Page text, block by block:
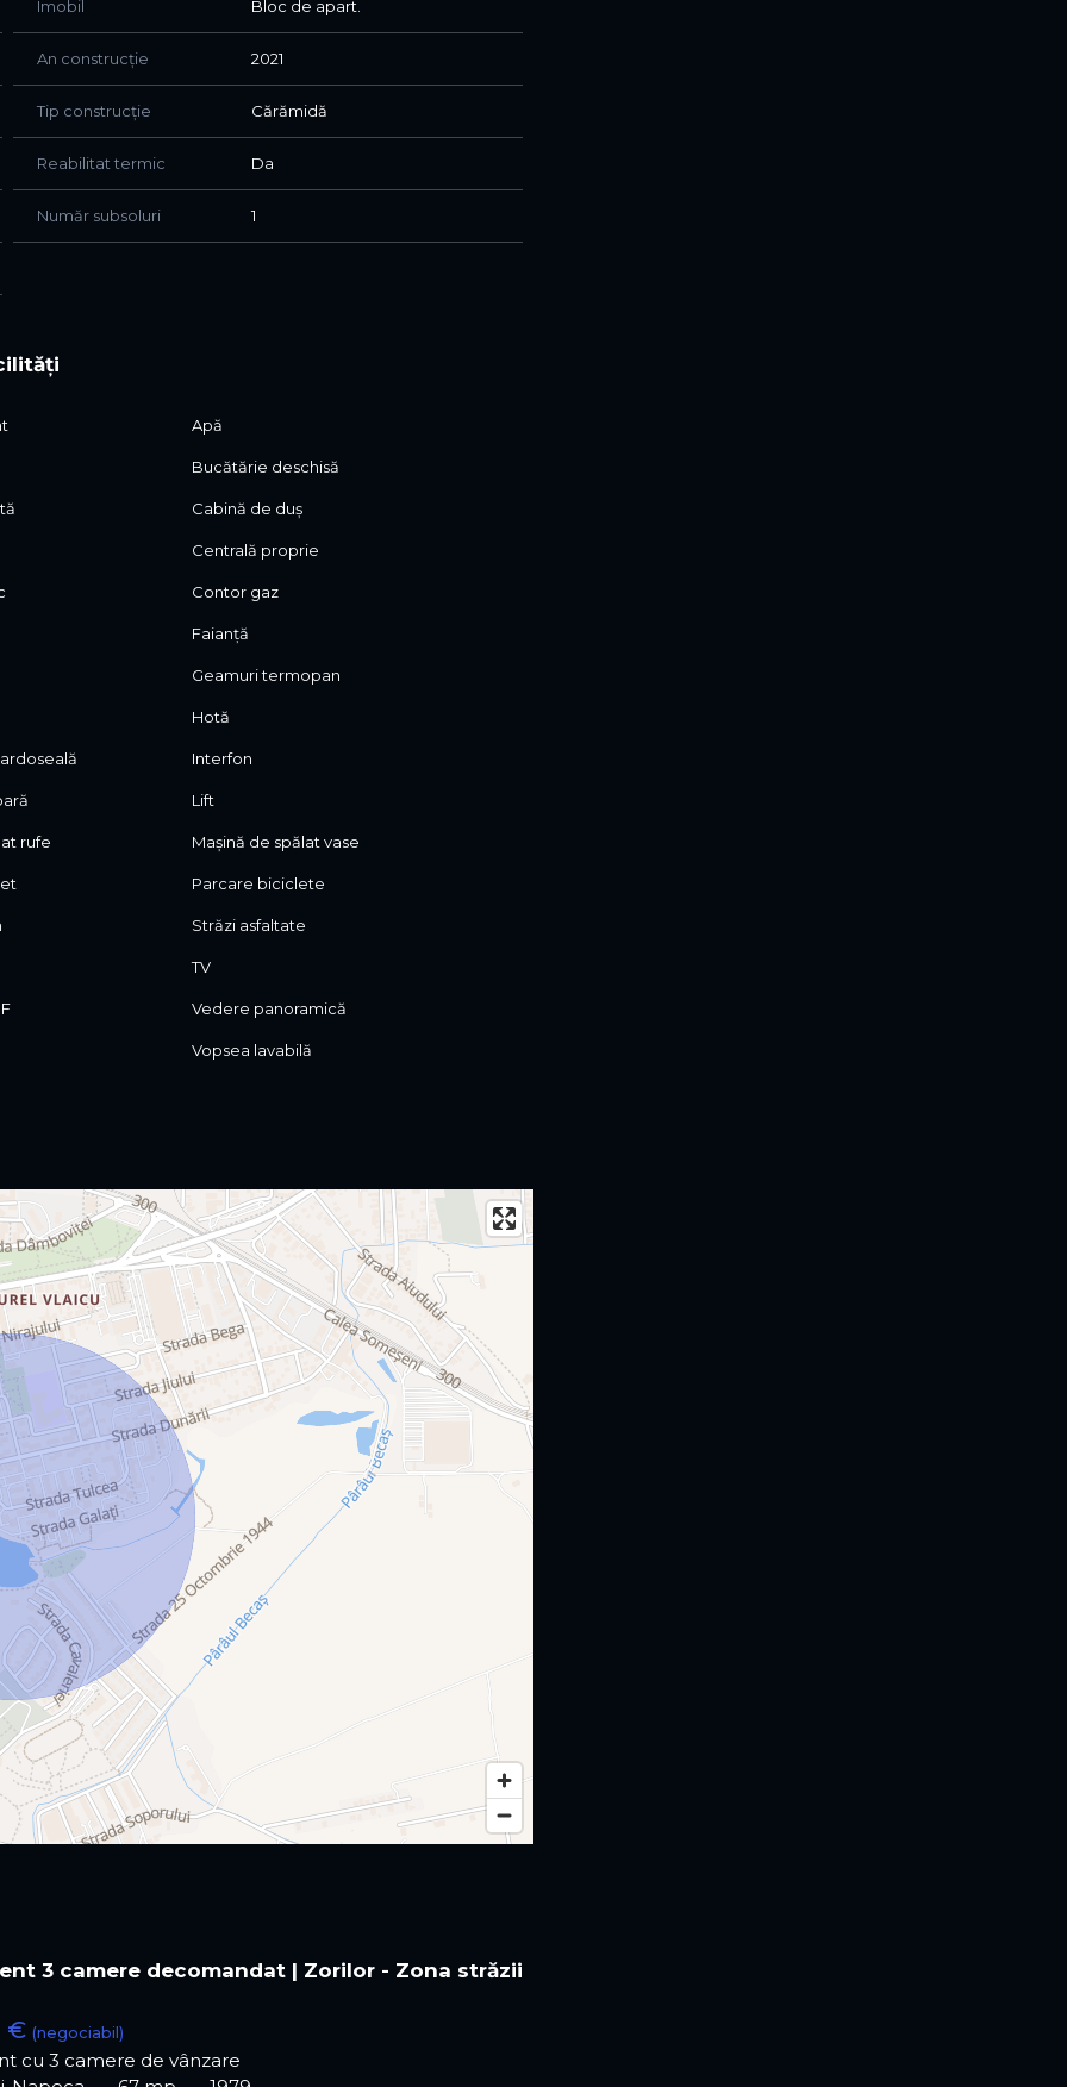
vopsea lavabilă, ferestre PVC cu geam
de investiție sigură- închiriere, proprietatea fiind
Imobil Bloc de apart.
An construcție 2021
Tip construcție Cărămidă
Reabilitat termic Da
Număr subsoluri 1
Apă
Bucătărie deschisă
Cabină de duș
Centrală proprie
Contor gaz
Faianță
Geamuri termopan
Hotă
Interfon
Lift
rufe Mașină de spălat vase
Parcare biciclete
Străzi asfaltate
TV
Vedere panoramică
Vopsea lavabilă
3 camere decomandat | Zorilor - Zona străzii
€ (negociabil)
cu 3 camere de vânzare